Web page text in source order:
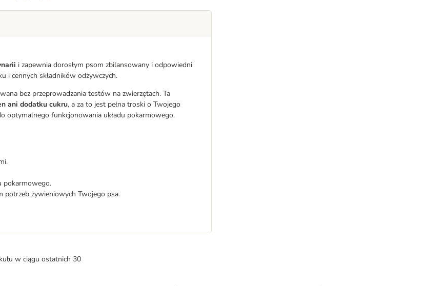
i zapewnia dorosłym psom zbilansowany i odpowiedni
i cennych składników odżywczych.
bez przeprowadzania testów na zwierzętach. Ta
ani dodatku cukru, a za to jest pełna troski o Twojego
optymalnego funkcjonowania układu pokarmowego.
pokarmowego.
potrzeb żywieniowych Twojego psa.
w ciągu ostatnich 30